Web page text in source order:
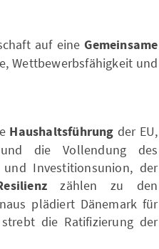
auf eineGemeinsame
Wettbewerbsfähigkeit und
Haushaltsführung der EU,
die Vollendung des
Investitionsunion, der
zählen zu den
plädiert Dänemark für
die Ratifizierung der